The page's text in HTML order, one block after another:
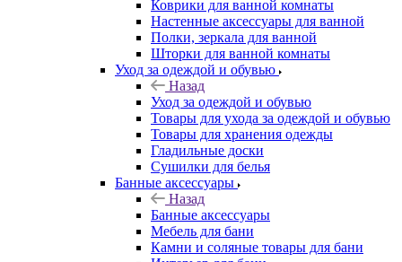
Коврики для ванной комнаты
Настенные аксессуары для ванной
Полки, зеркала для ванной
Шторки для ванной комнаты
Уход за одеждой и обувью
Назад
Уход за одеждой и обувью
Товары для ухода за одеждой и обувью
Товары для хранения одежды
Гладильные доски
Сушилки для белья
Банные аксессуары
Назад
Банные аксессуары
Мебель для бани
Камни и соляные товары для бани